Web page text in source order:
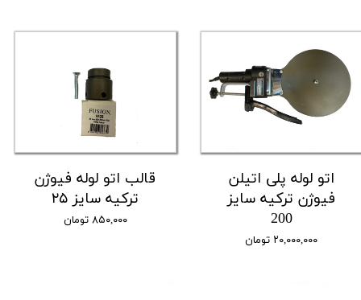
اتو لوله پلی اتیلن
فیوژن ترکیه سایز
200
۲۰,۰۰۰,۰۰۰ تومان
قالب اتو لوله فیوژن
ترکیه سایز ۲۵
۸۵۰,۰۰۰ تومان